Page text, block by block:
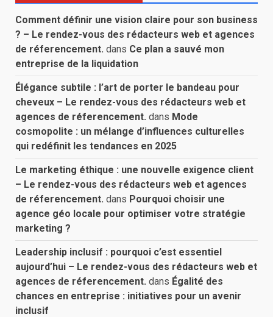
Comment définir une vision claire pour son business
? – Le rendez-vous des rédacteurs web et agences
de réferencement. dans Ce plan a sauvé mon
entreprise de la liquidation
Élégance subtile : l’art de porter le bandeau pour
cheveux – Le rendez-vous des rédacteurs web et
agences de réferencement. dans Mode
cosmopolite : un mélange d’influences culturelles
qui redéfinit les tendances en 2025
Le marketing éthique : une nouvelle exigence client
– Le rendez-vous des rédacteurs web et agences
de réferencement. dans Pourquoi choisir une
agence géo locale pour optimiser votre stratégie
marketing ?
Leadership inclusif : pourquoi c’est essentiel
aujourd’hui – Le rendez-vous des rédacteurs web et
agences de réferencement. dans Égalité des
chances en entreprise : initiatives pour un avenir
inclusif